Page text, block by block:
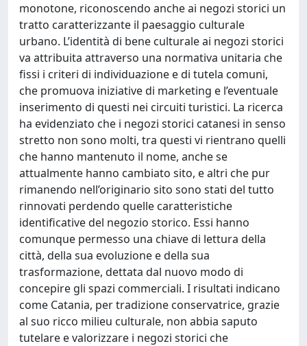
monotone, riconoscendo anche ai negozi storici un
tratto caratterizzante il paesaggio culturale
urbano. L’identità di bene culturale ai negozi storici
va attribuita attraverso una normativa unitaria che
fissi i criteri di individuazione e di tutela comuni,
che promuova iniziative di marketing e l’eventuale
inserimento di questi nei circuiti turistici. La ricerca
ha evidenziato che i negozi storici catanesi in senso
stretto non sono molti, tra questi vi rientrano quelli
che hanno mantenuto il nome, anche se
attualmente hanno cambiato sito, e altri che pur
rimanendo nell’originario sito sono stati del tutto
rinnovati perdendo quelle caratteristiche
identificative del negozio storico. Essi hanno
comunque permesso una chiave di lettura della
città, della sua evoluzione e della sua
trasformazione, dettata dal nuovo modo di
concepire gli spazi commerciali. I risultati indicano
come Catania, per tradizione conservatrice, grazie
al suo ricco milieu culturale, non abbia saputo
tutelare e valorizzare i negozi storici che